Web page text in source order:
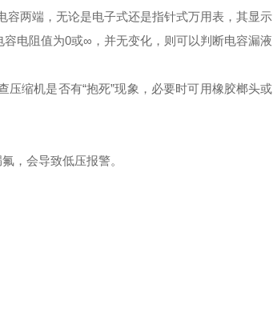
两端，无论是电子式还是指针式万用表，其显示
电阻值为0或∞，并无变化，则可以判断电容漏液
缩机是否有“抱死”现象，必要时可用橡胶榔头或
，会导致低压报警。